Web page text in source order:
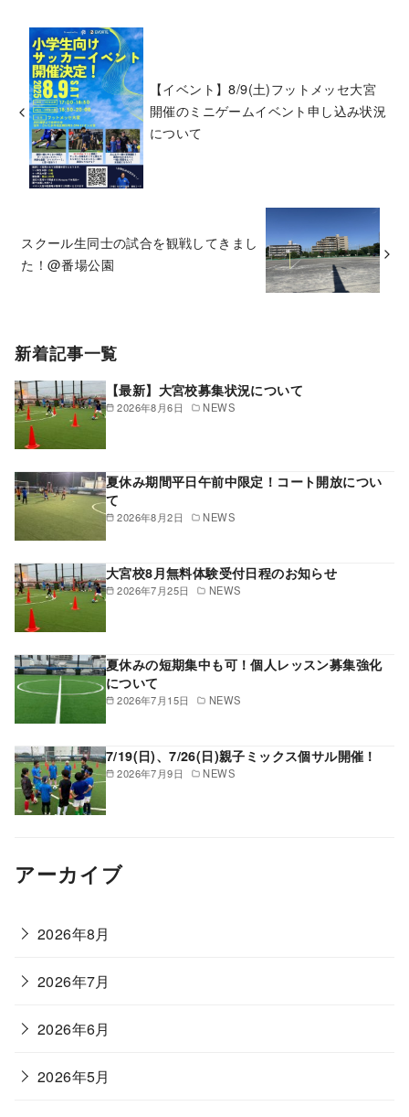
【イベント】8/9(土)フットメッセ大宮
開催のミニゲームイベント申し込み状況
について
スクール生同士の試合を観戦してきまし
た！@番場公園
新着記事一覧
2026年8月6日 NEWS
【最新】大宮校募集状況について
2026年8月2日 NEWS
夏休み期間平日午前中限定！コート開放につい
て
2026年7月25日 NEWS
大宮校8月無料体験受付日程のお知らせ
2026年7月15日 NEWS
夏休みの短期集中も可！個人レッスン募集強化
について
2026年7月9日 NEWS
7/19(日)、7/26(日)親子ミックス個サル開催！
アーカイブ
2026年8月
2026年7月
2026年6月
2026年5月